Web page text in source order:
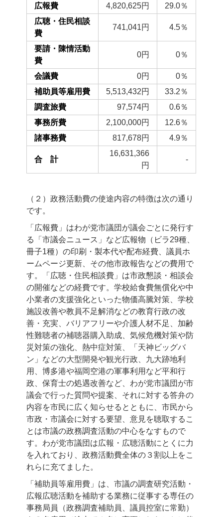
広報費
4,820,625円
29.0％
広聴・住民相談
費
741,041円 4.5％
要請・陳情活動
費
0円 0％
会議費 0円
0％
補助員等雇用費
5,513,432円
33.2％
調査旅費
97,574円
0.6％
事務所費
2,100,000円
12.6％
諸事務費
817,678円 4.9％
合 計
16,631,366
円
-
（２）政務活動費の使途内容の特徴は次の通り
です。
「広報費」はわが党市議団が議会ごとに発行す
る「市議会ニュース」など広報物（ビラ29種、
冊子1種）の印刷・製本代や配布経費、議員ホ
ームページ更新、その他市政報告などの費用で
す。「広聴・住民相談費」は市政懇談・相談会
の開催などの経費です。学校給食費無償化や中
小業者の支援強化といった物価高騰対策、学校
施設改善や教員不足解消などの教育行政の改
善・充実、バリアフリーや介護人材不足、加齢
性難聴者の補聴器購入助成、気候危機対策や防
災対策の強化、熱中症対策、「天神ビッグバ
ン」などの大型開発や観光行政、九大跡地利
用、博多港や福岡空港の軍事利用など平和行
政、保育士の処遇改善など、わが党市議団が市
議会で行った質問や提案、それに対する答弁の
内容を市民に広く知らせるとともに、市民から
市政・市議会に対する要望、意見を聴取するこ
とは市議の政務調査活動の中心をなすもので
す。わが党市議団は広報・広聴活動にとくに力
を入れており、政務活動費全体の３割以上をこ
れらに充てました。
「補助員等雇用費」は、市議の調査研究活動・
広報広聴活動を補助する業務に従事する専任の
事務局員（政務調査補助員、議員控室に常勤）